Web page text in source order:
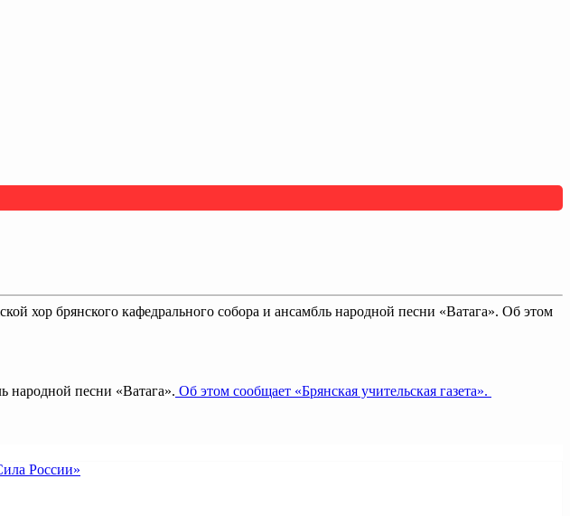
хор брянского кафедрального собора и ансамбль народной песни «Ватага». Об этом
народной песни «Ватага». Об этом сообщает «Брянская учительская газета».